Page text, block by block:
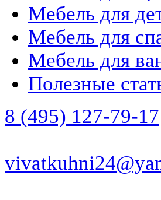
Мебель для
Мебель для
Мебель для
Полезные
8 (495) 127-79-17